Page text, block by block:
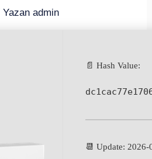
Yazan admin
📄 Hash Value:
📆 Update: 2026-